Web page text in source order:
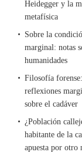
Heidegger y la
metafísica
Sobre la
marginal: notas
humanidades
Filosofía forense:
reflexiones
sobre el cadáver
¿Población
habitante de la
apuesta por otro